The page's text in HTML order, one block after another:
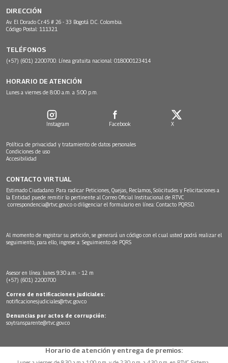
DIRECCIÓN
Av. El Dorado Cr.45 # 26 - 33 Bogotá D.C. Colombia.
Código Postal: 111321
TELÉFONOS
(+57) (601) 2200700. Línea gratuita nacional: 018000123414
HORARIO DE ATENCIÓN
Lunes a viernes de 8:00 a.m. a 5:00 p.m.
Instagram Facebook X
Política de privacidad y tratamiento de datos personales
Condiciones de uso
Accesibilidad
CONTACTO VIRTUAL
Estimado Ciudadano: Para radicar Peticiones, Quejas, Reclamos, Solicitudes y Felicitaciones a
la Entidad puede remitir lo pertinente al Correo Oficial Institucional de RTVC
correspondencia@rtvc.gov.co o diligenciar el formulario en línea: Contacto PQRSD.
Al momento de registrar su petición, se generará un código con el cual usted podrá realizar el
seguimiento, para ello, ingrese a: Seguimiento de PQRS
Asesor en línea: lunes 9:30 a.m. - 12 m
(+57) (601) 2200700
Correo de notificaciones judiciales:
notificacionesjudiciales@rtvc.gov.co
Denuncias por actos de corrupción:
soytransparente@rtvc.gov.co
Horario de atención y entrega de premios: